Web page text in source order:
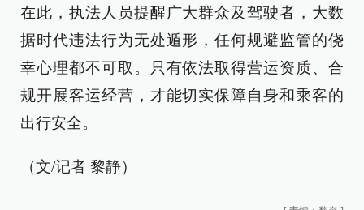
在此，执法人员提醒广大群众及驾驶者，大数
据时代违法行为无处遁形，任何规避监管的侥
幸心理都不可取。只有依法取得营运资质、合
规开展客运经营，才能切实保障自身和乘客的
出行安全。
（文/记者 黎静）